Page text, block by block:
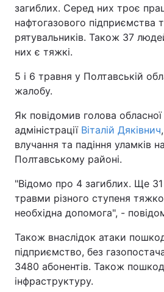
загиблих. Серед них троє
нафтогазового підприємства
рятувальників. Також 37
них є тяжкі.
5 і 6 травня у Полтавській
жалобу.
Як повідомив голова обласної
адміністрації Віталій Дяківнич
влучання та падіння уламків
Полтавському районі.
"Відомо про 4 загиблих. Ще
травми різного ступеня
необхідна допомога", -
Також внаслідок атаки
підприємство, без
3480 абонентів. Також
інфраструктуру.